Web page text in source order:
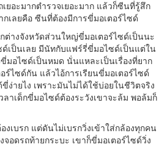
เยอะมากตำรวจเยอะมาก แล้วก็ซีนที่รู้สึก
เลยคือ ซีนที่ต้องมีการขี่มอเตอร์ไซด์
ต่างจังหวัดส่วนใหญ่ขี่มอเตอร์ไซด์เป็นนะ
เป็นเลย มีนัทกับแฟร์รี่ขี่มอไซด์เป็นแต่ใน
มอไซด์เป็นหมด นั่นแหละเป็นเรื่องที่ยาก
ร์ไซด์กัน แล้วไอ้การเรียนขี่มอเตอร์ไซด์
ง่ายไง เพราะมันไม่ได้ใช้บ่อยในชีวิตจริง
ลาเด็กขี่มอไซด์ต้องระวังเขาจะล้ม พอล้มก็
เบรก แต่ดันไม่เบรกวิ่งเข้าใส่กล้องทุกคน
อดรถท้ายกระบะ เขาก็ขี่มอเตอร์ไซด์วิ่ง